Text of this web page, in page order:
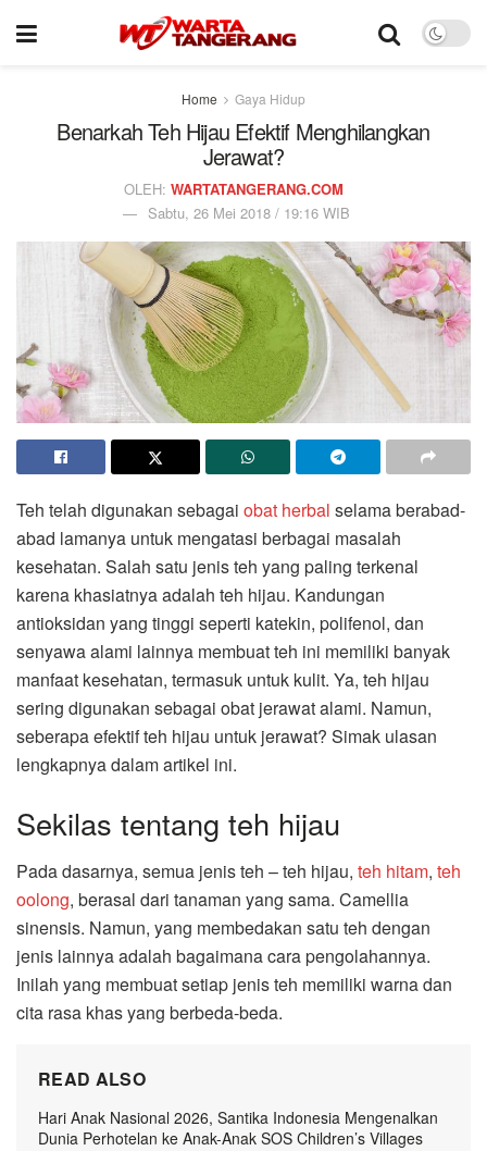
Home Gaya Hidup
Benarkah Teh Hijau Efektif Menghilangkan
Jerawat?
OLEH: WARTATANGERANG.COM
Sabtu, 26 Mei 2018 / 19:16 WIB
Teh telah digunakan sebagai obat herbal selama berabad-
abad lamanya untuk mengatasi berbagai masalah
kesehatan. Salah satu jenis teh yang paling terkenal
karena khasiatnya adalah teh hijau. Kandungan
antioksidan yang tinggi seperti katekin, polifenol, dan
senyawa alami lainnya membuat teh ini memiliki banyak
manfaat kesehatan, termasuk untuk kulit. Ya, teh hijau
sering digunakan sebagai obat jerawat alami. Namun,
seberapa efektif teh hijau untuk jerawat? Simak ulasan
lengkapnya dalam artikel ini.
Sekilas tentang teh hijau
Pada dasarnya, semua jenis teh – teh hijau, teh hitam, teh
oolong, berasal dari tanaman yang sama. Camellia
sinensis. Namun, yang membedakan satu teh dengan
jenis lainnya adalah bagaimana cara pengolahannya.
Inilah yang membuat setiap jenis teh memiliki warna dan
cita rasa khas yang berbeda-beda.
READ ALSO
Hari Anak Nasional 2026, Santika Indonesia Mengenalkan
Dunia Perhotelan ke Anak-Anak SOS Children’s Villages